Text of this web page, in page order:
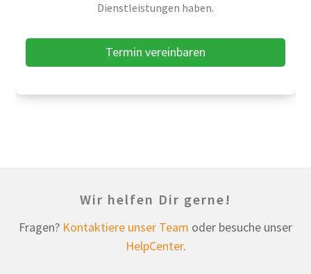
Dienstleistungen haben.
Termin vereinbaren
Wir helfen Dir gerne!
Fragen? Kontaktiere unser Team oder besuche unser
HelpCenter.